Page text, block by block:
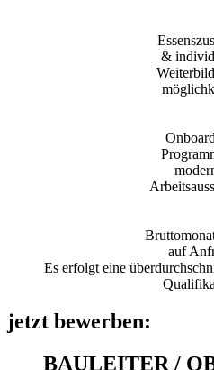
&
auf
Es erfolgt eine
jetzt bewerben:
BAULEITER /